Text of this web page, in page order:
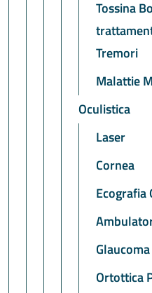
Tossina
Tremori
Malattie
Oculistica
Laser
Cornea
Ecografia
Glaucoma
Ortottica